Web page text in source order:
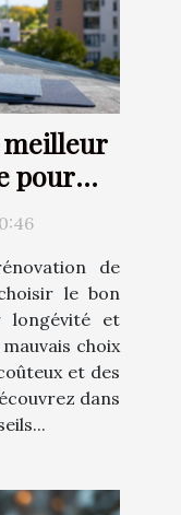
pour
de
le bon
longévité et
choix
et des
dans